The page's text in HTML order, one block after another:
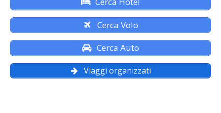
Cerca Volo
Cerca Auto
Viaggi organizzati